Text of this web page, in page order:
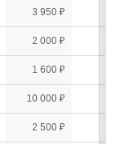
3 950 ₽
2 000 ₽
1 600 ₽
10 000 ₽
2 500 ₽